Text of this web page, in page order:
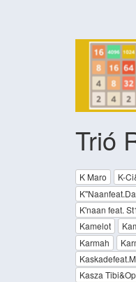
Trió
K Maro K-
K'naan feat.
Kamelot
Karmah
Kasza